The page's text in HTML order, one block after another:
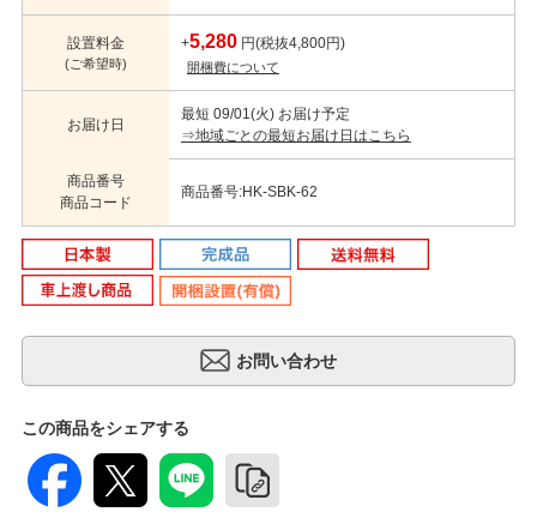
設置料金
(ご希望時)
+5,280 円(税抜4,800円)
開梱費について
お届け日
最短 09/01(火) お届け予定
⇒地域ごとの最短お届け日はこちら
商品番号
商品コード
商品番号:HK-SBK-62
この商品をシェアする